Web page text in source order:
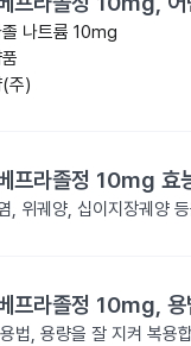
졸 나트륨 10mg
주)
프라졸정 10mg 효
, 위궤양, 십이지장궤양
프라졸정 10mg,
법, 용량을 잘 지켜 복용